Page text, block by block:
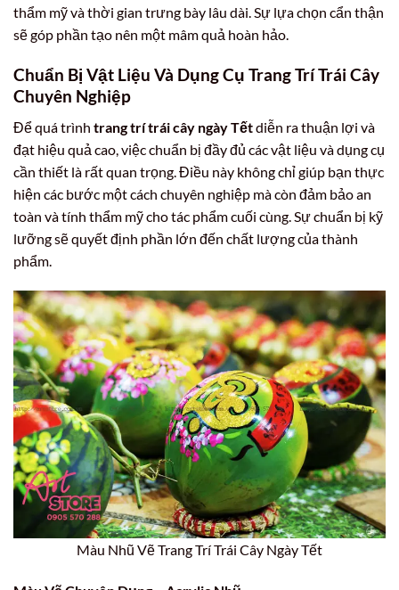
thẩm mỹ và thời gian trưng bày lâu dài. Sự lựa chọn cẩn thận
sẽ góp phần tạo nên một mâm quả hoàn hảo.
Chuẩn Bị Vật Liệu Và Dụng Cụ Trang Trí Trái Cây
Chuyên Nghiệp
Để quá trình trang trí trái cây ngày Tếtdiễn ra thuận lợi và
đạt hiệu quả cao, việc chuẩn bị đầy đủ các vật liệu và dụng cụ
cần thiết là rất quan trọng. Điều này không chỉ giúp bạn thực
hiện các bước một cách chuyên nghiệp mà còn đảm bảo an
toàn và tính thẩm mỹ cho tác phẩm cuối cùng. Sự chuẩn bị kỹ
lưỡng sẽ quyết định phần lớn đến chất lượng của thành
phẩm.
Màu Nhũ Vẽ Trang Trí Trái Cây Ngày Tết